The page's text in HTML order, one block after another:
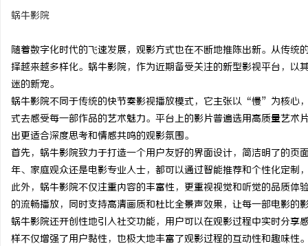
蜗牛影院
随着数字化时代的飞速发展，观影方式也在不断地推陈出新。从传
择越来越多样化。蜗牛影院，作为近期备受关注的新型影视平台，
迷的新宠。
蜗牛影院不同于传统的快节奏影视播放模式，它主张以“慢”为核心
式去感受每一部作品的艺术魅力。平台上的影片普遍选用高质量艺
出更适合深度思考和情感共鸣的观影氛围。
首先，蜗牛影院致力于打造一个用户友好的界面设计，简洁明了的
年、家庭观众还是电影专业人士，都可以通过智能推荐和个性化定制
此外，蜗牛影院不仅注重内容的丰富性，更重视视觉和听觉的品质
的流畅播放，同时支持高清画质和杜比全景声效果，让每一部电影的
蜗牛影院还开创性地引入社交功能，用户可以在观影过程中实时分
样不仅增强了用户黏性，也极大地丰富了观影过程的互动性和趣味性